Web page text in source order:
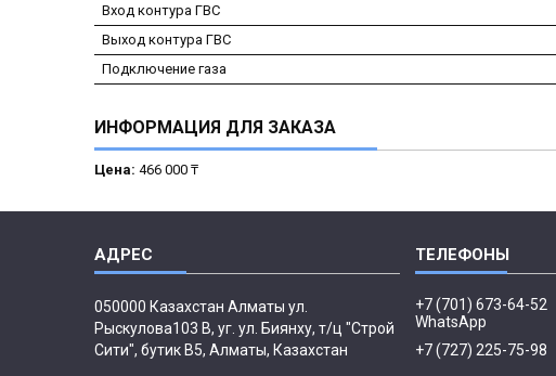
Вход контура ГВС
Выход контура ГВС
Подключение газа
ИНФОРМАЦИЯ ДЛЯ ЗАКАЗА
Цена: 466 000 ₸
050000 Казахстан Алматы ул.
Рыскулова103 В, уг. ул. Биянху, т/ц "Строй
Сити", бутик В5, Алматы, Казахстан
+7 (701) 673-64-52
WhatsApp
+7 (727) 225-75-98